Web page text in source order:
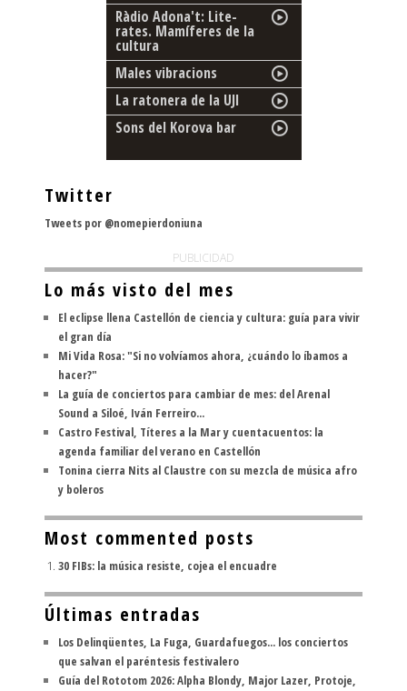
Ràdio Adona't: Lite-
rates. Mamíferes de la
cultura
Males vibracions
La ratonera de la UJI
Sons del Korova bar
Twitter
Tweets por @nomepierdoniuna
PUBLICIDAD
Lo más visto del mes
El eclipse llena Castellón de ciencia y cultura: guía para vivir
el gran día
Mi Vida Rosa: "Si no volvíamos ahora, ¿cuándo lo íbamos a
hacer?"
La guía de conciertos para cambiar de mes: del Arenal
Sound a Siloé, Iván Ferreiro...
Castro Festival, Títeres a la Mar y cuentacuentos: la
agenda familiar del verano en Castellón
Tonina cierra Nits al Claustre con su mezcla de música afro
y boleros
Most commented posts
30 FIBs: la música resiste, cojea el encuadre
Últimas entradas
Los Delinqüentes, La Fuga, Guardafuegos... los conciertos
que salvan el paréntesis festivalero
Guía del Rototom 2026: Alpha Blondy, Major Lazer, Protoje,